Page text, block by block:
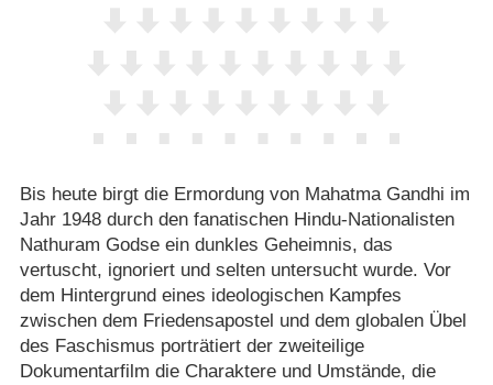
Bis heute birgt die Ermordung von Mahatma Gandhi im
Jahr 1948 durch den fanatischen Hindu-Nationalisten
Nathuram Godse ein dunkles Geheimnis, das
vertuscht, ignoriert und selten untersucht wurde. Vor
dem Hintergrund eines ideologischen Kampfes
zwischen dem Friedensapostel und dem globalen Übel
des Faschismus porträtiert der zweiteilige
Dokumentarfilm die Charaktere und Umstände, die